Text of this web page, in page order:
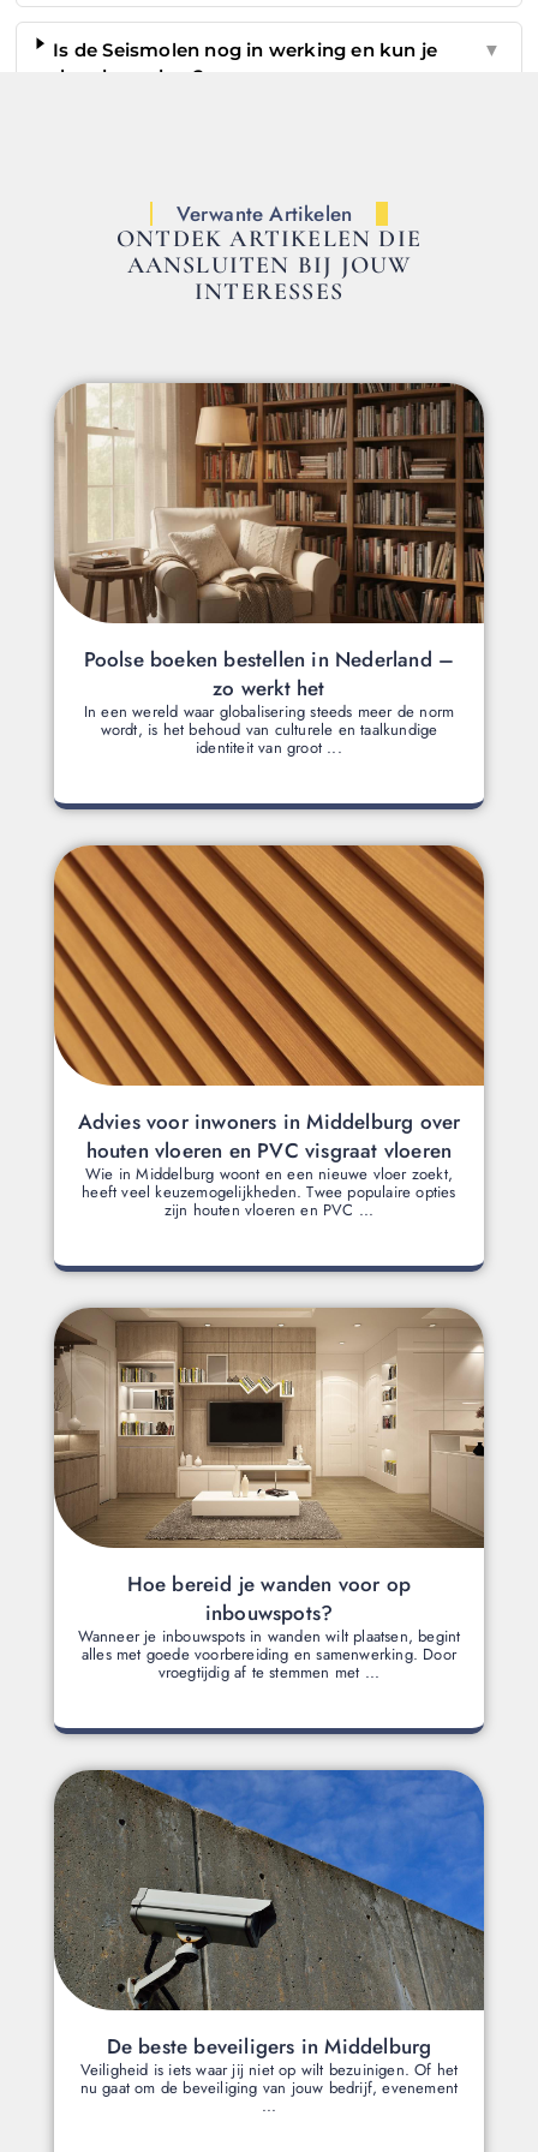
Is de Seismolen nog in werking en kun je
deze bezoeken?
▼
Verwante Artikelen
ONTDEK ARTIKELEN DIE
AANSLUITEN BIJ JOUW
INTERESSES
Poolse boeken bestellen in Nederland –
zo werkt het
In een wereld waar globalisering steeds meer de norm
wordt, is het behoud van culturele en taalkundige
identiteit van groot ...
Advies voor inwoners in Middelburg over
houten vloeren en PVC visgraat vloeren
Wie in Middelburg woont en een nieuwe vloer zoekt,
heeft veel keuzemogelijkheden. Twee populaire opties
zijn houten vloeren en PVC ...
Hoe bereid je wanden voor op
inbouwspots?
Wanneer je inbouwspots in wanden wilt plaatsen, begint
alles met goede voorbereiding en samenwerking. Door
vroegtijdig af te stemmen met ...
De beste beveiligers in Middelburg
Veiligheid is iets waar jij niet op wilt bezuinigen. Of het
nu gaat om de beveiliging van jouw bedrijf, evenement
...